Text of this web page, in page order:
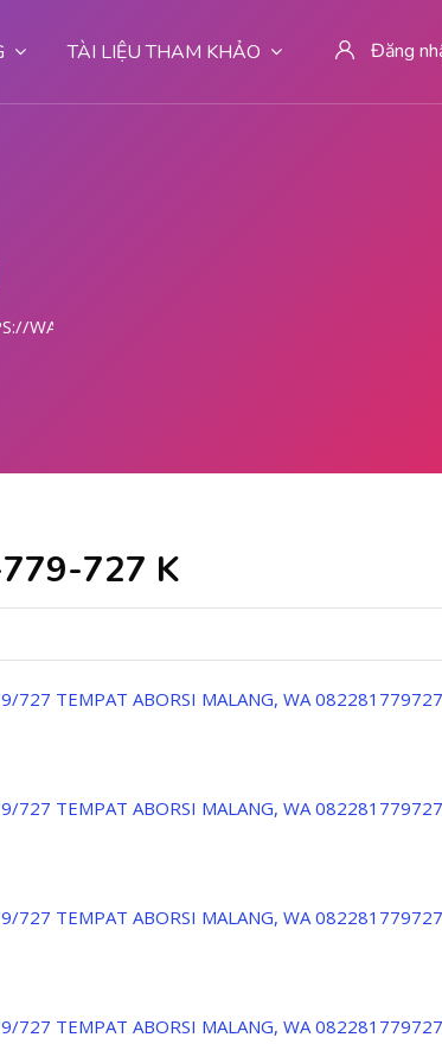
TÀI LIỆU THAM KHẢO Đăng
WA.ME/6282281779727 WA 082-281-779-727 K
727 K
727 TEMPAT ABORSI MALANG, WA 082281779727
727 TEMPAT ABORSI MALANG, WA 082281779727
727 TEMPAT ABORSI MALANG, WA 082281779727
727 TEMPAT ABORSI MALANG, WA 082281779727